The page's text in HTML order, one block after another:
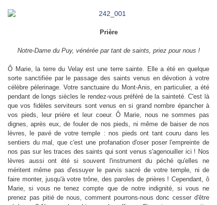
Prière
Notre-Dame du Puy, vénérée par tant de saints, priez pour nous !
Ô Marie, la terre du Velay est une terre sainte. Elle a été en quelque
sorte sanctifiée par le passage des saints venus en dévotion à votre
célèbre pèlerinage. Votre sanctuaire du Mont-Anis, en particulier, a été
pendant de longs siècles le rendez-vous préféré de la sainteté. C'est là
que vos fidèles serviteurs sont venus en si grand nombre épancher à
vos pieds, leur prière et leur coeur. Ô Marie, nous ne sommes pas
dignes, après eux, de fouler de nos pieds, ni même de baiser de nos
lèvres, le pavé de votre temple : nos pieds ont tant couru dans les
sentiers du mal, que c'est une profanation d'oser poser l'empreinte de
nos pas sur les traces des saints qui sont venus s'agenouiller ici ! Nos
lèvres aussi ont été si souvent l'instrument du péché qu'elles ne
méritent même pas d'essuyer le parvis sacré de votre temple, ni de
faire monter, jusqu'à votre trône, des paroles de prières ! Cependant, ô
Marie, si vous ne tenez compte que de notre indignité, si vous ne
prenez pas pitié de nous, comment pourrons-nous donc cesser d'être